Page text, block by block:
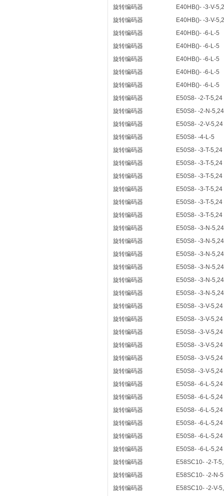
旋转编码器
E40HB()- -3-V-
旋转编码器
E40HB()- -3-V-
旋转编码器
E40HB()- -6-L-5
旋转编码器
E40HB()- -6-L-5
旋转编码器
E40HB()- -6-L-5
旋转编码器
E40HB()- -6-L-5
旋转编码器
E40HB()- -6-L-5
旋转编码器
E50S8- -2-T-5,24
旋转编码器
E50S8- -2-N-5,24
旋转编码器
E50S8- -2-V-5,24
旋转编码器
E50S8- -4-L-5
旋转编码器
E50S8- -3-T-5,24
旋转编码器
E50S8- -3-T-5,24
旋转编码器
E50S8- -3-T-5,24
旋转编码器
E50S8- -3-T-5,24
旋转编码器
E50S8- -3-T-5,24
旋转编码器
E50S8- -3-T-5,24
旋转编码器
E50S8- -3-N-5,24
旋转编码器
E50S8- -3-N-5,24
旋转编码器
E50S8- -3-N-5,24
旋转编码器
E50S8- -3-N-5,24
旋转编码器
E50S8- -3-N-5,24
旋转编码器
E50S8- -3-N-5,24
旋转编码器
E50S8- -3-V-5,24
旋转编码器
E50S8- -3-V-5,24
旋转编码器
E50S8- -3-V-5,24
旋转编码器
E50S8- -3-V-5,24
旋转编码器
E50S8- -3-V-5,24
旋转编码器
E50S8- -3-V-5,24
旋转编码器
E50S8- -6-L-5,24
旋转编码器
E50S8- -6-L-5,24
旋转编码器
E50S8- -6-L-5,24
旋转编码器
E50S8- -6-L-5,24
旋转编码器
E50S8- -6-L-5,24
旋转编码器
E50S8- -6-L-5,24
旋转编码器
E58SC10- -2-T-
旋转编码器
E58SC10- -2-N-
旋转编码器
E58SC10- -2-V-